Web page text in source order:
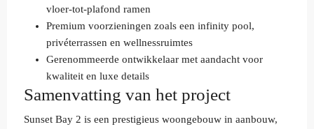
vloer-tot-plafond ramen
Premium voorzieningen zoals een infinity pool,
privéterrassen en wellnessruimtes
Gerenommeerde ontwikkelaar met aandacht voor
kwaliteit en luxe details
Samenvatting van het project
Sunset Bay 2 is een prestigieus woongebouw in aanbouw,